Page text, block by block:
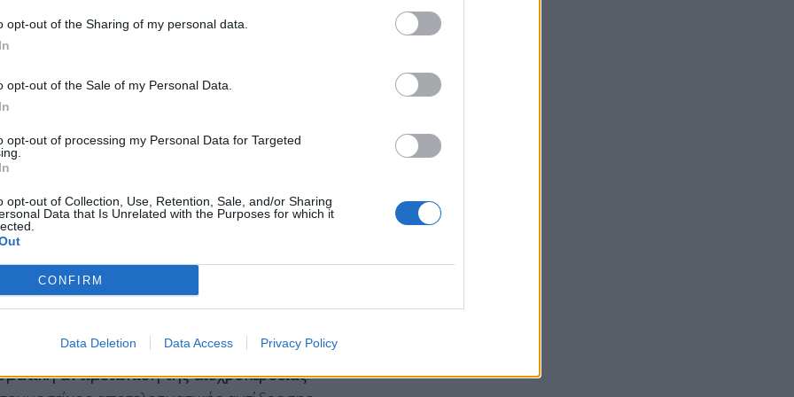
opt-out of the Sharing of my personal data.
opt-out of the Sale of my Personal Data.
opt-out of processing my Personal Data for Targeted
opt-out of Collection, Use, Retention, Sale, and/or Sharing
Data that Is Unrelated with the Purposes for which it
CONFIRM
Data Deletion Data Access Privacy Policy
παρεμβάσεις θα είναι στοχευμένες
της διεθνούς κρίσης.
της κυβέρνησης Κωστής
κυβερνητικές προτεραιότητες.
διασφάλιση της επάρκειας στην αγορά
τους Έλληνες πολίτες ότι
λόγος ανησυχίας», σημείωσε, εξηγώντας
ποσοστό του παγκόσμιου εμπορίου ενέργειας,
αντιμετώπιση της αισχροκέρδειας.